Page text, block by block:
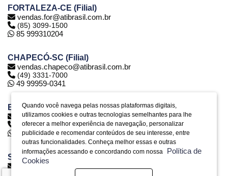
Quando você navega pelas nossas plataformas digitais,
utilizamos cookies e outras tecnologias semelhantes para lhe
oferecer a melhor experiência de navegação, personalizar
publicidade e recomendar conteúdos de seu interesse, entre
outras funcionalidades. Conheça melhor essas e outras
informações acessando e concordando com nossa
Política de
Cookies
FORTALEZA-CE (Filial)
vendas.for@atibrasil.com.br
(85) 3099-1500
85 999310204
CHAPECÓ-SC (Filial)
vendas.chapeco@atibrasil.com.br
(49) 3331-7000
49 99959-0341
BELO HORIZONTE-MG (Filial)
vendas.bh@atibrasil.com.br
(31) 2516-6974
31 992890773
SERRA-ES (Filial)
vendas.es@atibrasil.com.br